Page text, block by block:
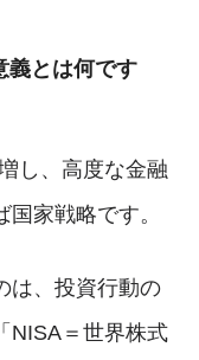
義とは何です
し、高度な金融
家戦略です。
は、投資行動の
NISA＝世界株式